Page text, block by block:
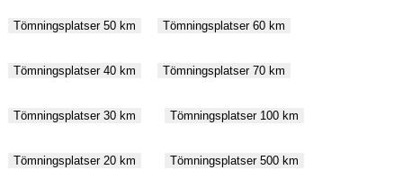
Tömningsplatser 50 km Tömningsplatser 60 km
Tömningsplatser 40 km Tömningsplatser 70 km
Tömningsplatser 30 km Tömningsplatser 100 km
Tömningsplatser 20 km Tömningsplatser 500 km